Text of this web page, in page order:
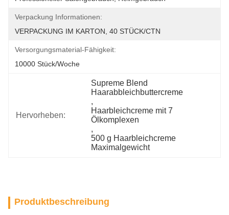
Verpackung Informationen:
VERPACKUNG IM KARTON, 40 STÜCK/CTN
Versorgungsmaterial-Fähigkeit:
10000 Stück/Woche
Hervorheben:
Supreme Blend
Haarabbleichbuttercreme
,
Haarbleichcreme mit 7
Ölkomplexen
,
500 g Haarbleichcreme
Maximalgewicht
Produktbeschreibung